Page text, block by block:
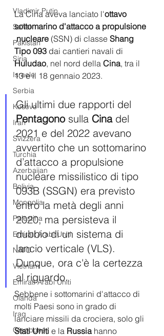
Vladimir Putin
Sahel
Pakistan
Siria
Israele
Serbia
Kosovo
Iran
Svizzera
Turchia
Azerbaijan
Bolivia
Mongolia
Palestina
Emirati Arabi Uniti
NATO
Vietnam
Emirati Arabi Uniti
Olanda
Iraq
Giappone
La Cina aveva lanciato l'ottavo
sottomarino d'attacco a propulsione
nucleare (SSN) di classe Shang
Tipo 093 dai cantieri navali di
Huludao, nel nord della Cina, tra il
13 e il 18 gennaio 2023.
Gli ultimi due rapporti del
Pentagono sulla Cina del
2021 e del 2022 avevano
avvertito che un sottomarino
d’attacco a propulsione
nucleare missilistico di tipo
093B (SSGN) era previsto
entro la metà degli anni
2020, ma persisteva il
dubbio di un sistema di
lancio verticale (VLS).
Dunque, ora c'è la certezza
al riguardo.
Sebbene i sottomarini d'attacco di
molti Paesi sono in grado di
lanciare missili da crociera, solo gli
Stati Uniti e la Russia hanno